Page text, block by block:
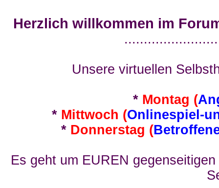
Herzlich willkommen im
Unsere virtuellen
* Montag (
* Mittwoch (Onlinespiel-
* Donnerstag (
Es geht um EUREN